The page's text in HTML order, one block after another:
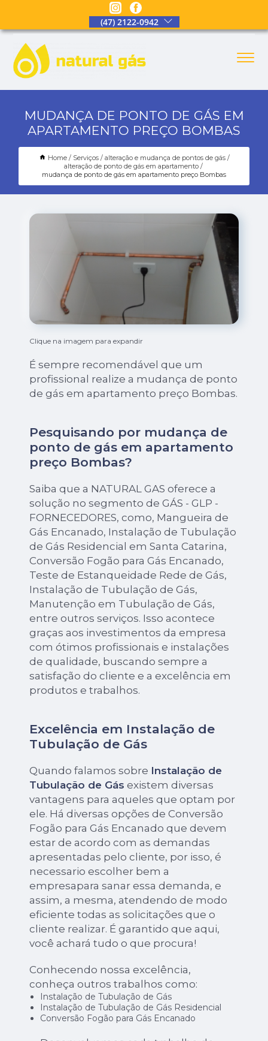
(47) 2122-0942
MUDANÇA DE PONTO DE GÁS EM
APARTAMENTO PREÇO BOMBAS
Home Serviços
alteração e mudança de pontos de gás
alteração de ponto de gás em apartamento
mudança de ponto de gás em apartamento preço Bombas
Clique na imagem para expandir
É sempre recomendável que um
profissional realize a mudança de ponto
de gás em apartamento preço Bombas.
Pesquisando por mudança de
ponto de gás em apartamento
preço Bombas?
Saiba que a NATURAL GAS oferece a
solução no segmento de GÁS - GLP -
FORNECEDORES, como, Mangueira de
Gás Encanado, Instalação de Tubulação
de Gás Residencial em Santa Catarina,
Conversão Fogão para Gás Encanado,
Teste de Estanqueidade Rede de Gás,
Instalação de Tubulação de Gás,
Manutenção em Tubulação de Gás,
entre outros serviços. Isso acontece
graças aos investimentos da empresa
com ótimos profissionais e instalações
de qualidade, buscando sempre a
satisfação do cliente e a excelência em
produtos e trabalhos.
Excelência em Instalação de
Tubulação de Gás
Quando falamos sobre Instalação de
Tubulação de Gás existem diversas
vantagens para aqueles que optam por
ele. Há diversas opções de Conversão
Fogão para Gás Encanado que devem
estar de acordo com as demandas
apresentadas pelo cliente, por isso, é
necessario escolher bem a
empresapara sanar essa demanda, e
assim, a mesma, atendendo de modo
eficiente todas as solicitações que o
cliente realizar. É garantido que aqui,
você achará tudo o que procura!
Conhecendo nossa excelência,
conheça outros trabalhos como:
Instalação de Tubulação de Gás
Instalação de Tubulação de Gás Residencial
Conversão Fogão para Gás Encanado